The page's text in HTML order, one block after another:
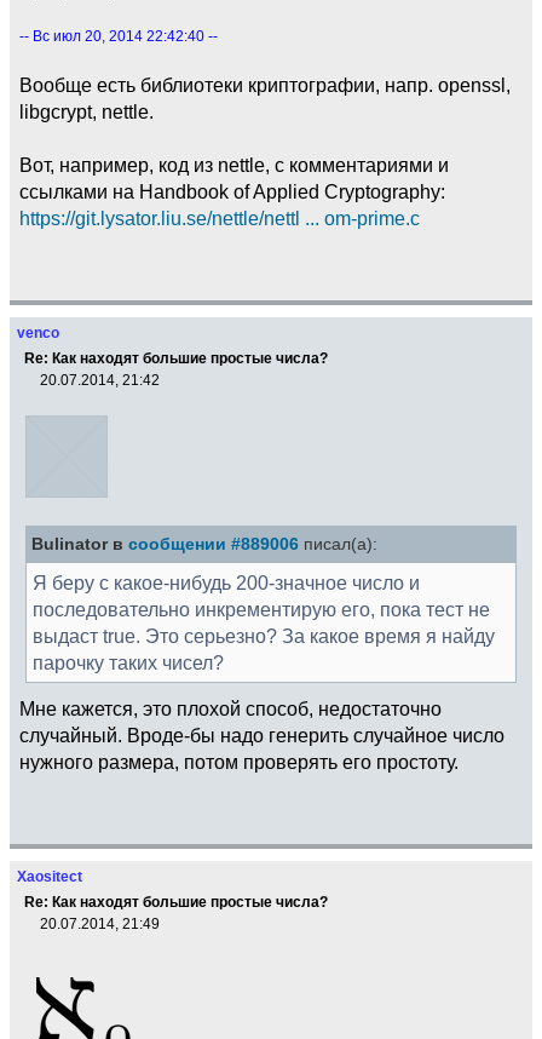
-- Вс июл 20, 2014 22:42:40 --
Вообще есть библиотеки криптографии, напр. openssl,
libgcrypt, nettle.
Вот, например, код из nettle, с комментариями и
ссылками на Handbook of Applied Cryptography:
https://git.lysator.liu.se/nettle/nettl ... om-prime.c
venco
Re: Как находят большие простые числа?
20.07.2014, 21:42
Bulinator в сообщении #889006 писал(а):
Я беру с какое-нибудь 200-значное число и
последовательно инкрементирую его, пока тест не
выдаст true. Это серьезно? За какое время я найду
парочку таких чисел?
Мне кажется, это плохой способ, недостаточно
случайный. Вроде-бы надо генерить случайное число
нужного размера, потом проверять его простоту.
Xaositect
Re: Как находят большие простые числа?
20.07.2014, 21:49